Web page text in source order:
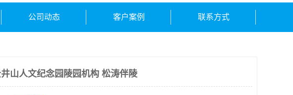
公司动态 客户案例 联系方式
山人文纪念园陵园机构 松涛伴陵